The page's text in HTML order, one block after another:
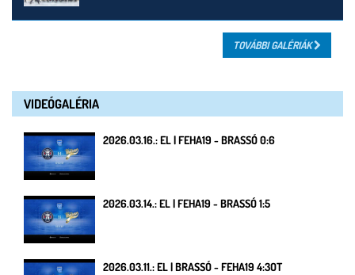
TOVÁBBI GALÉRIÁK
VIDEÓGALÉRIA
2026.03.16.: EL | FEHA19 - BRASSÓ 0:6
2026.03.14.: EL | FEHA19 - BRASSÓ 1:5
2026.03.11.: EL | BRASSÓ - FEHA19 4:3OT